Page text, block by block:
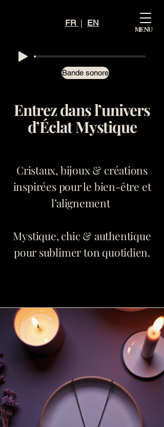
Mystiq
ue
Éclat
FR | EN
MENU
Bande sonore
Entrez dans l’univers
d’Éclat Mystique
Cristaux, bijoux & créations
inspirées pour le bien-être et
l’alignement
Mystique, chic & authentique
pour sublimer ton quotidien.